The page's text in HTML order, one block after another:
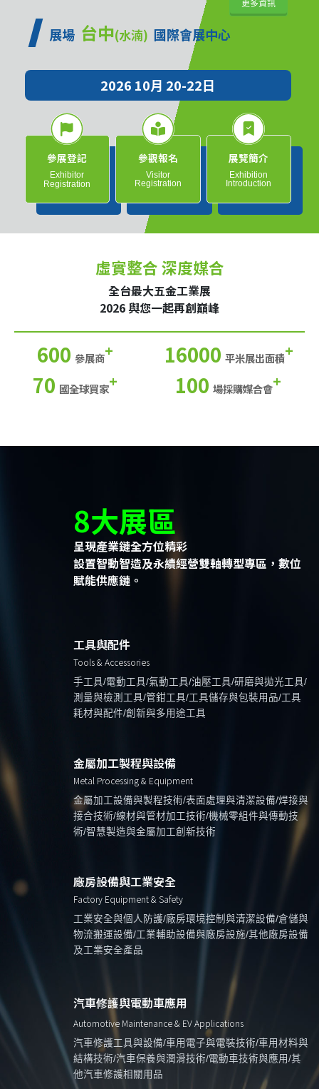
更多資訊
展場 台中(水湳) 國際會展中心
2026 10月 20-22日
參展登記
Exhibitor
Registration
參觀報名
Visitor
Registration
展覽簡介
Exhibition
Introduction
虛實整合 深度媒合
全台最大五金工業展
2026 與您一起再創巔峰
600 參展商+ 16000 平米展出面積+
70 國全球買家+ 100 場採購媒合會+
8大展區
呈現產業鏈全方位精彩
設置智動智造及永續經營雙軸轉型專區，數位
賦能供應鏈。
工具與配件
Tools & Accessories
手工具/電動工具/氣動工具/油壓工具/研磨與拋光工具/
測量與檢測工具/管鉗工具/工具儲存與包裝用品/工具
耗材與配件/創新與多用途工具
金屬加工製程與設備
Metal Processing & Equipment
金屬加工設備與製程技術/表面處理與清潔設備/焊接與
接合技術/線材與管材加工技術/機械零組件與傳動技
術/智慧製造與金屬加工創新技術
廠房設備與工業安全
Factory Equipment & Safety
工業安全與個人防護/廠房環境控制與清潔設備/倉儲與
物流搬運設備/工業輔助設備與廠房設施/其他廠房設備
及工業安全產品
汽車修護與電動車應用
Automotive Maintenance & EV Applications
汽車修護工具與設備/車用電子與電裝技術/車用材料與
結構技術/汽車保養與潤滑技術/電動車技術與應用/其
他汽車修護相關用品